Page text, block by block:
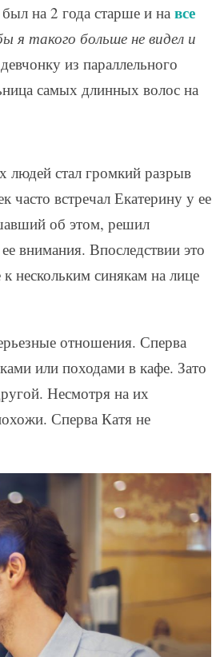
на 2 года старше и на все
я такого больше не видел и
из параллельного
самых длинных волос на
стал громкий разрыв
встречал Екатерину у ее
об этом, решил
внимания. Впоследствии это
нескольким синякам на лице
отношения. Сперва
или походами в кафе. Зато
Несмотря на их
Сперва Катя не